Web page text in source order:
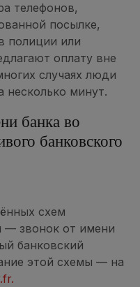
телефонов,
посылке,
полиции или
оплату вне
случаях люди
несколько минут.
банка во
банковского
схем
— звонок от имени
банковский
этой схемы — на